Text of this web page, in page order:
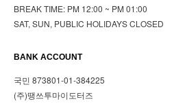
BREAK TIME: PM 12:00 ~ PM 01:00
SAT, SUN, PUBLIC HOLIDAYS CLOSED
BANK ACCOUNT
국민 873801-01-384225
(주)땡쓰투마이도터즈